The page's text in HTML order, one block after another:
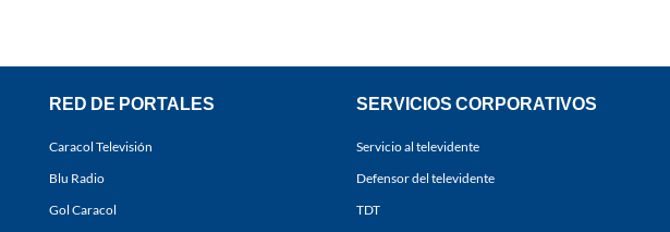
RED DE PORTALES
Caracol Televisión
Blu Radio
Gol Caracol
SERVICIOS CORPORATIVOS
Servicio al televidente
Defensor del televidente
TDT